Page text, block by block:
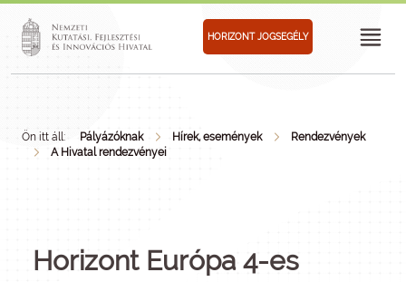
HORIZONT JOGSEGÉLY
Ön itt áll: Pályázóknak Hírek, események
Rendezvények
A Hivatal rendezvényei
Horizont Európa 4-es